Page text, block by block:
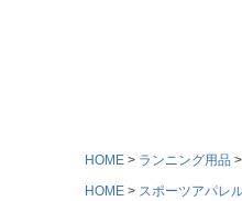
HOME ランニング用品
HOME
スポーツアパレ